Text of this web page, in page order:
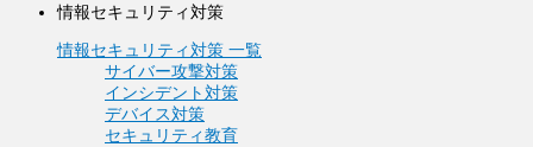
情報セキュリティ対策
情報セキュリティ対策 一覧
サイバー攻撃対策
インシデント対策
デバイス対策
セキュリティ教育